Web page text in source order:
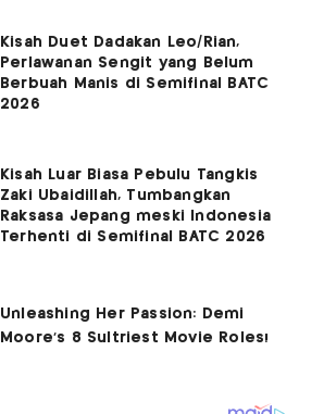
Kisah Duet Dadakan Leo/Rian,
Perlawanan Sengit yang Belum
Berbuah Manis di Semifinal BATC
2026
Kisah Luar Biasa Pebulu Tangkis
Zaki Ubaidillah, Tumbangkan
Raksasa Jepang meski Indonesia
Terhenti di Semifinal BATC 2026